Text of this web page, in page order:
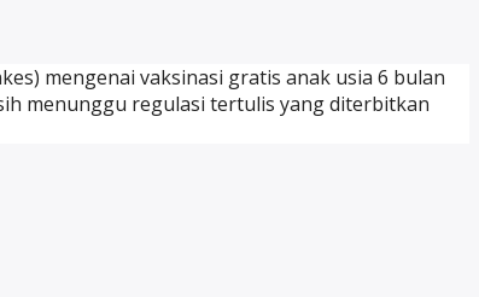
mengenai vaksinasi gratis anak usia 6 bulan
menunggu regulasi tertulis yang diterbitkan